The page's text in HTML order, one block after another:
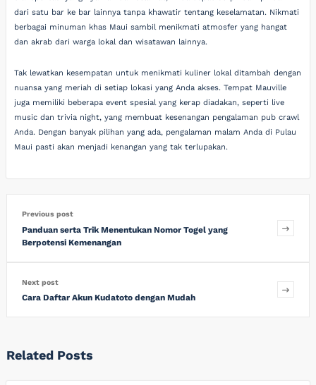
dari satu bar ke bar lainnya tanpa khawatir tentang keselamatan. Nikmati
berbagai minuman khas Maui sambil menikmati atmosfer yang hangat
dan akrab dari warga lokal dan wisatawan lainnya.
Tak lewatkan kesempatan untuk menikmati kuliner lokal ditambah dengan
nuansa yang meriah di setiap lokasi yang Anda akses. Tempat Mauville
juga memiliki beberapa event spesial yang kerap diadakan, seperti live
music dan trivia night, yang membuat kesenangan pengalaman pub crawl
Anda. Dengan banyak pilihan yang ada, pengalaman malam Anda di Pulau
Maui pasti akan menjadi kenangan yang tak terlupakan.
Previous post
Panduan serta Trik Menentukan Nomor Togel yang
Berpotensi Kemenangan
Next post
Cara Daftar Akun Kudatoto dengan Mudah
Related Posts